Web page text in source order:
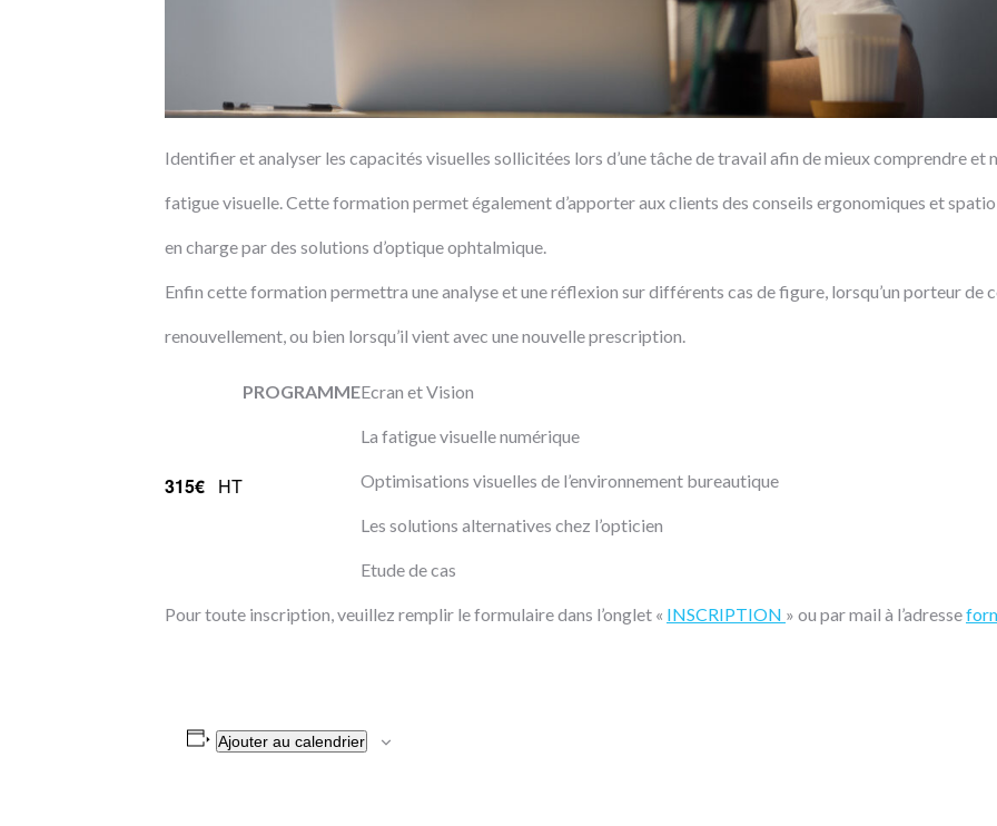
Identifier et analyser les capacités visuelles sollicitées lors d’une tâche de travail afin de mieux comprendre
fatigue visuelle. Cette formation permet également d’apporter aux clients des conseils ergonomiques et
en charge par des solutions d’optique ophtalmique.
Enfin cette formation permettra une analyse et une réflexion sur différents cas de figure, lorsqu’un porteur de
renouvellement, ou bien lorsqu’il vient avec une nouvelle prescription.
315€ HT
PROGRAMMEEcran et Vision
La fatigue visuelle numérique
Optimisations visuelles de l’environnement bureautique
Les solutions alternatives chez l’opticien
Etude de cas
Pour toute inscription, veuillez remplir le formulaire dans l’onglet « INSCRIPTION » ou par mail à l’adresse
Ajouter au calendrier